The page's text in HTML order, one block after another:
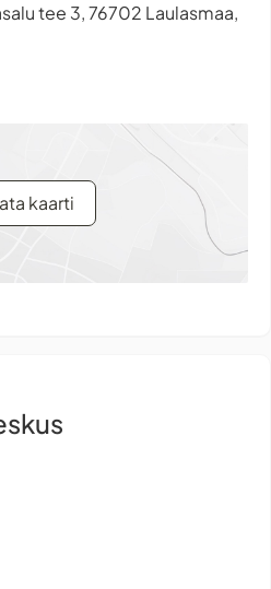
tee 3, 76702 Laulasmaa,
kaarti